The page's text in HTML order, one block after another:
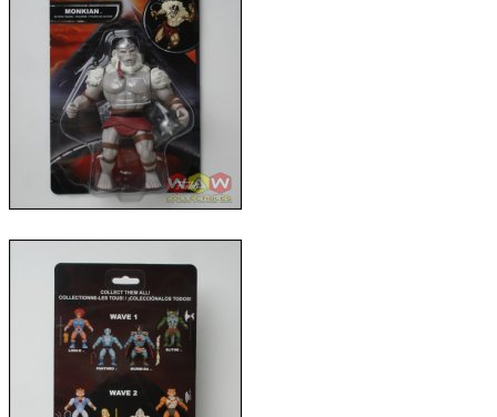
Comics
Display & Protection
T-Shirts
Market
Five Nights At Freddy's